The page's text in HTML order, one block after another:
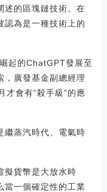
述的區塊鏈技術。在
認為是一種技術上的
起的ChatGPT發展至
，廣發基金副總經理
才會有“殺手級”的應
繼蒸汽時代、電氣時
擬貨幣是大放水時
當一個確定性的工業